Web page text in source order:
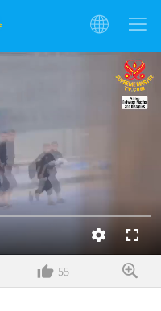
QualitéPlein
écran
55